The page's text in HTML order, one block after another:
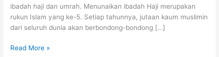
ibadah haji dan umrah. Menunaikan ibadah Haji merupakan
rukun Islam yang ke-5. Setiap tahunnya, jutaan kaum muslimin
dari seluruh dunia akan berbondong-bondong […]
Read More »